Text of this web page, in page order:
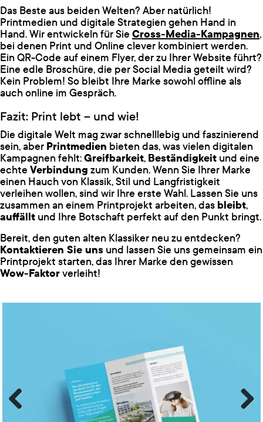
Das Beste aus beiden Welten? Aber natürlich!
Printmedien und digitale Strategien gehen Hand in
Hand. Wir entwickeln für Sie Cross-Media-Kampagnen,
bei denen Print und Online clever kombiniert werden.
Ein QR-Code auf einem Flyer, der zu Ihrer Website führt?
Eine edle Broschüre, die per Social Media geteilt wird?
Kein Problem! So bleibt Ihre Marke sowohl offline als
auch online im Gespräch.
Fazit: Print lebt – und wie!
Die digitale Welt mag zwar schnelllebig und faszinierend
sein, aber Printmedien bieten das, was vielen digitalen
Kampagnen fehlt:Greifbarkeit, Beständigkeit und eine
echte Verbindung zum Kunden. Wenn Sie Ihrer Marke
einen Hauch von Klassik, Stil und Langfristigkeit
verleihen wollen, sind wir Ihre erste Wahl. Lassen Sie uns
zusammen an einem Printprojekt arbeiten, das bleibt,
auffällt und Ihre Botschaft perfekt auf den Punkt bringt.
Bereit, den guten alten Klassiker neu zu entdecken?
Kontaktieren Sie uns und lassen Sie uns gemeinsam ein
Printprojekt starten, das Ihrer Marke den gewissen
Wow-Faktorverleiht!